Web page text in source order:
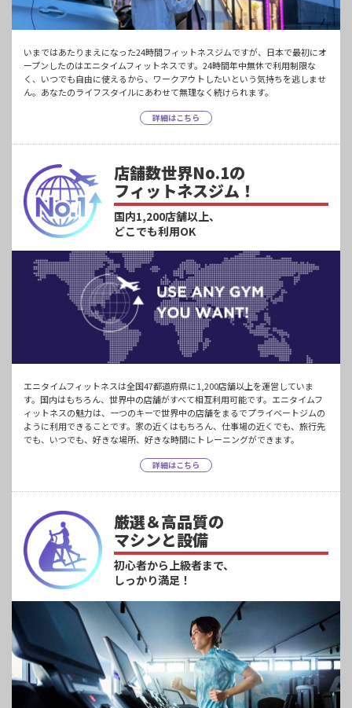
いまではあたりまえになった24時間フィットネスジムですが、日本で最初にオ
ープンしたのはエニタイムフィットネスです。24時間年中無休で利用制限な
く、いつでも自由に使えるから、ワークアウトしたいという気持ちを逃しませ
ん。あなたのライフスタイルにあわせて無理なく続けられます。
詳細はこちら
店舗数世界No.1の
フィットネスジム！
国内1,200店舗以上、
どこでも利用OK
エニタイムフィットネスは全国47都道府県に1,200店舗以上を運営していま
す。国内はもちろん、世界中の店舗がすべて相互利用可能です。エニタイムフ
ィットネスの魅力は、一つのキーで世界中の店舗をまるでプライベートジムの
ように利用できることです。家の近くはもちろん、仕事場の近くでも、旅行先
でも、いつでも、好きな場所、好きな時間にトレーニングができます。
詳細はこちら
厳選＆高品質の
マシンと設備
初心者から上級者まで、
しっかり満足！